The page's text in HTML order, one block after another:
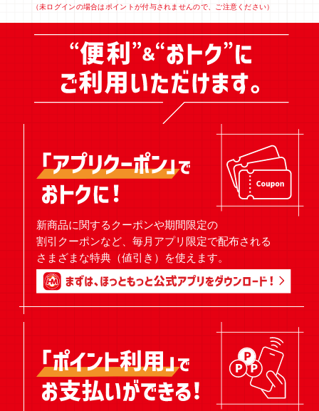
（未ログインの場合はポイントが付与されませんので、ご注意ください）
新商品に関するクーポンや期間限定の
割引クーポンなど、毎月アプリ限定で配布される
さまざまな特典（値引き）を使えます。